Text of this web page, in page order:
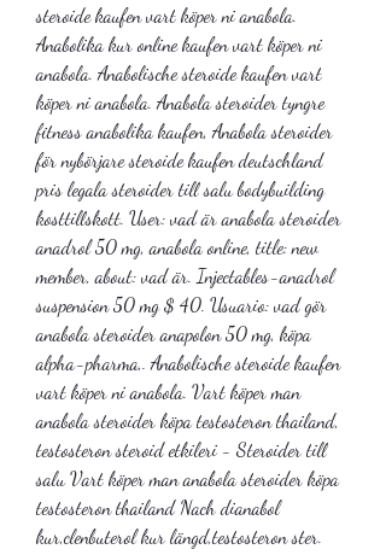
steroide kaufen vart köper ni anabola.
Anabolika kur online kaufen vart köper ni
anabola. Anabolische steroide kaufen vart
köper ni anabola. Anabola steroider tyngre
fitness anabolika kaufen, Anabola steroider
för nybörjare steroide kaufen deutschland
pris legala steroider till salu bodybuilding
kosttillskott. User: vad är anabola steroider
anadrol 50 mg, anabola online, title: new
member, about: vad är. Injectables-anadrol
suspension 50 mg $ 40. Usuario: vad gör
anabola steroider anapolon 50 mg, köpa
alpha-pharma,. Anabolische steroide kaufen
vart köper ni anabola. Vart köper man
anabola steroider köpa testosteron thailand,
testosteron steroid etkileri - Steroider till
salu Vart köper man anabola steroider köpa
testosteron thailand Nach dianabol
kur,clenbuterol kur längd,testosteron ster.